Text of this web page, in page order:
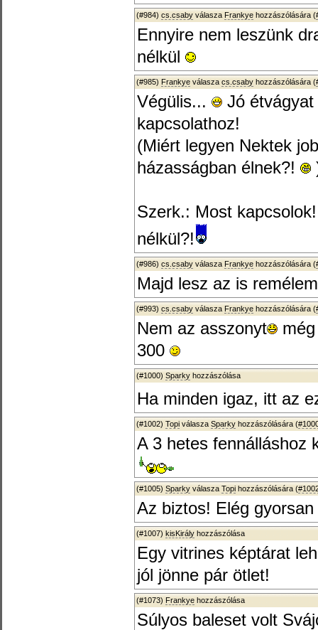
(#984) cs.csaby válasza Frankye hozzászólására (
Ennyire nem leszünk
nélkül
(#985) Frankye válasza cs.csaby hozzászólására (
Végülis...
Jó
kapcsolathoz!
(Miért legyen Nektek
házasságban élnek?!
Szerk.: Most
nélkül?!
(#986) cs.csaby válasza Frankye hozzászólására (
Majd lesz az is remélem
(#993) cs.csaby válasza Frankye hozzászólására (
Nem az asszonyt
300
(#1000) Sparky hozzászólása
Ha minden igaz, itt az
(#1002) Topi válasza Sparky hozzászólására (
A 3 hetes fennálláshoz
(#1005) Sparky válasza Topi hozzászólására (
Az biztos! Elég
(#1007) kisKirály hozzászólása
Egy vitrines képtárat
jól jönne pár ötlet!
(#1073) Frankye hozzászólása
Súlyos baleset volt